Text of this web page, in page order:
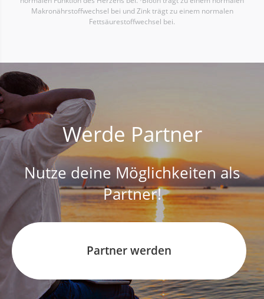
Makronährstoffwechsel bei und Zink trägt zu einem normalen
Fettsäurestoffwechsel bei.
Werde Partner
Nutze deine Möglichkeiten als
Partner!
Partner werden